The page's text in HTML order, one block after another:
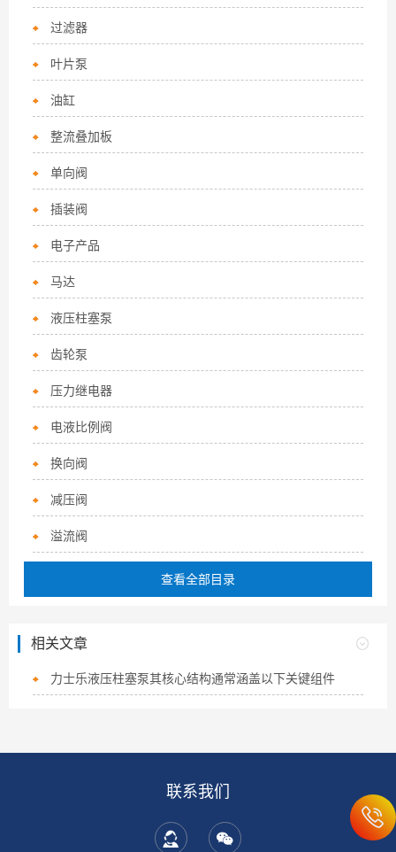
过滤器
叶片泵
油缸
整流叠加板
单向阀
插装阀
电子产品
马达
液压柱塞泵
齿轮泵
压力继电器
电液比例阀
换向阀
减压阀
溢流阀
查看全部目录
相关文章
力士乐液压柱塞泵其核心结构通常涵盖以下关键组件
联系我们